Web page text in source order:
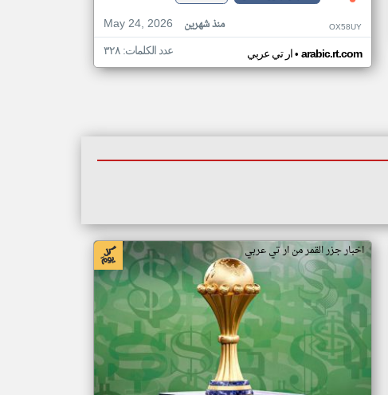
May 24, 2026
منذ شهرين OX58UY
ار تي عربي• arabic.rt.com عدد الكلمات: ٣٢٨
اخبار جزر القمر من ار تي عربي